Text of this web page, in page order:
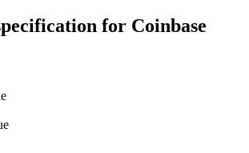
for Coinbase